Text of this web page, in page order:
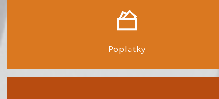
Poplatky